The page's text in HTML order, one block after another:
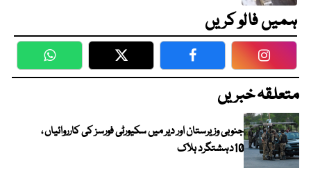
ہمیں فالو کریں
WhatsApp Twitter Facebook
متعلقہ خبریں
جنوبی وزیرستان اور دیر میں سکیورٹی فورسز کی کارروائیاں ،
10دہشتگرد ہلاک